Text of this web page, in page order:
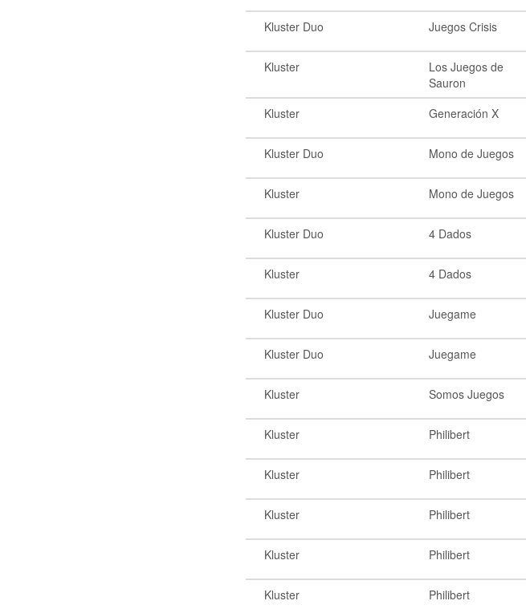
Kluster Duo Juegos Crisis
Kluster
Los Juegos de
Sauron
Kluster Generación X
Kluster Duo Mono de Juegos
Kluster Mono de Juegos
Kluster Duo 4 Dados
Kluster 4 Dados
Kluster Duo Juegame
Kluster Duo Juegame
Kluster Somos Juegos
Kluster Philibert
Kluster Philibert
Kluster Philibert
Kluster Philibert
Kluster Philibert